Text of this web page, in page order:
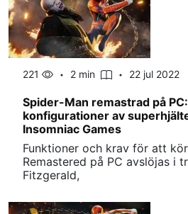
221 2 min 22 jul 2022
Spider-Man remastrad på
konfigurationer av
Insomniac Games
Funktioner och krav för att
Remastered på PC avslöjas i
Fitzgerald,